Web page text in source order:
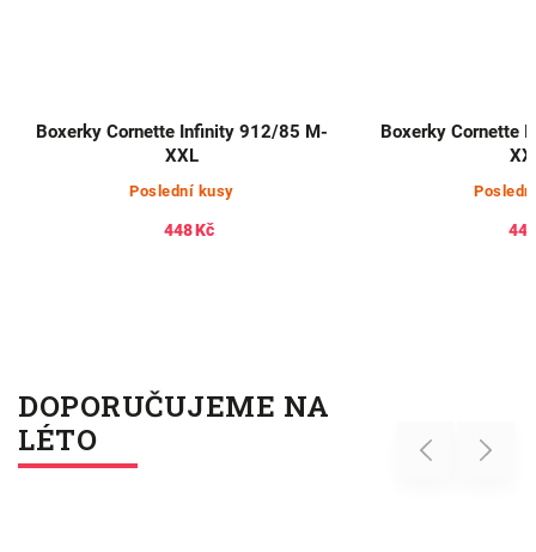
Boxerky Cornette Infinity 912/85 M-
XXL
Poslední kusy
448 Kč
Boxerky Cornette
DOPORUČUJEME NA
LÉTO
Previous Next